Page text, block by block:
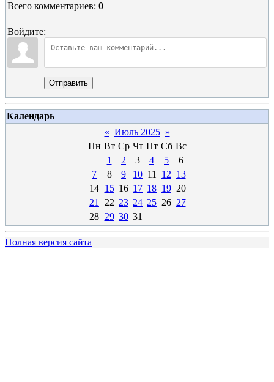
Всего комментариев: 0
Войдите:
Отправить
Календарь
« Июль 2025 »
Пн Вт Ср Чт Пт Сб Вс
1
2 3 4 5
6
7
8 9 10 11 12 13
14 15 16 17 18 19 20
21
22 23 24 25 26 27
28 29 30 31
Полная версия сайта